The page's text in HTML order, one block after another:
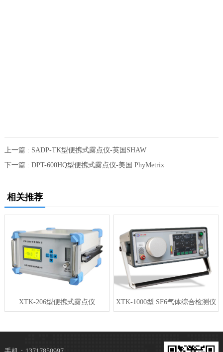
上一篇 : SADP-TK型便携式露点仪-英国SHAW
下一篇 : DPT-600HQ型便携式露点仪-美国 PhyMetrix
相关推荐
XTK-206型便携式露点仪 XTK-1000型 SF6气体综合检测仪